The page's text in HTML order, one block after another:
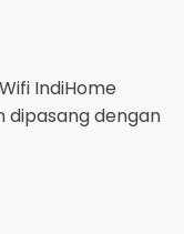
IndiHome
dipasang dengan